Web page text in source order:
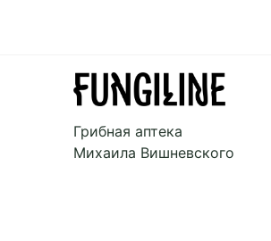
Грибная аптека
Михаила Вишневского